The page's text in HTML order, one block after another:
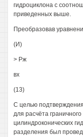
гидроциклона с
приведенных выше.
Преобразовав
(И)
> Рж
вх
(13)
С целью
для расчёта
цилиндроконических
разделения был